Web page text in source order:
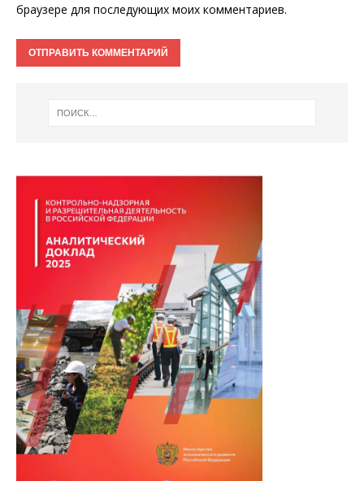
браузере для последующих моих комментариев.